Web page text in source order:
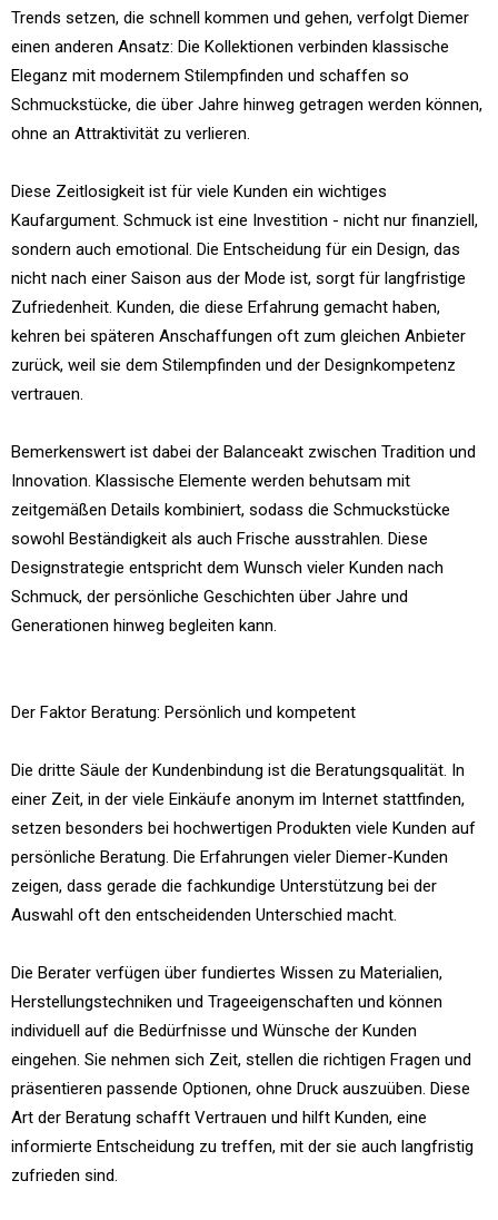
Trends setzen, die schnell kommen und gehen, verfolgt Diemer
einen anderen Ansatz: Die Kollektionen verbinden klassische
Eleganz mit modernem Stilempfinden und schaffen so
Schmuckstücke, die über Jahre hinweg getragen werden können,
ohne an Attraktivität zu verlieren.
Diese Zeitlosigkeit ist für viele Kunden ein wichtiges
Kaufargument. Schmuck ist eine Investition - nicht nur finanziell,
sondern auch emotional. Die Entscheidung für ein Design, das
nicht nach einer Saison aus der Mode ist, sorgt für langfristige
Zufriedenheit. Kunden, die diese Erfahrung gemacht haben,
kehren bei späteren Anschaffungen oft zum gleichen Anbieter
zurück, weil sie dem Stilempfinden und der Designkompetenz
vertrauen.
Bemerkenswert ist dabei der Balanceakt zwischen Tradition und
Innovation. Klassische Elemente werden behutsam mit
zeitgemäßen Details kombiniert, sodass die Schmuckstücke
sowohl Beständigkeit als auch Frische ausstrahlen. Diese
Designstrategie entspricht dem Wunsch vieler Kunden nach
Schmuck, der persönliche Geschichten über Jahre und
Generationen hinweg begleiten kann.
Der Faktor Beratung: Persönlich und kompetent
Die dritte Säule der Kundenbindung ist die Beratungsqualität. In
einer Zeit, in der viele Einkäufe anonym im Internet stattfinden,
setzen besonders bei hochwertigen Produkten viele Kunden auf
persönliche Beratung. Die Erfahrungen vieler Diemer-Kunden
zeigen, dass gerade die fachkundige Unterstützung bei der
Auswahl oft den entscheidenden Unterschied macht.
Die Berater verfügen über fundiertes Wissen zu Materialien,
Herstellungstechniken und Trageeigenschaften und können
individuell auf die Bedürfnisse und Wünsche der Kunden
eingehen. Sie nehmen sich Zeit, stellen die richtigen Fragen und
präsentieren passende Optionen, ohne Druck auszuüben. Diese
Art der Beratung schafft Vertrauen und hilft Kunden, eine
informierte Entscheidung zu treffen, mit der sie auch langfristig
zufrieden sind.